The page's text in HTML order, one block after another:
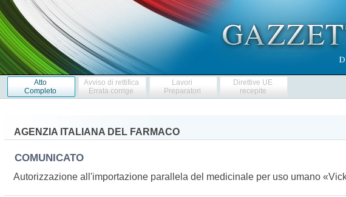
Atto
Completo
Avviso di rettifica
Errata corrige
Lavori
Preparatori
Direttive UE
recepite
AGENZIA ITALIANA DEL FARMACO
COMUNICATO
Autorizzazione all'importazione parallela del medicinale per uso umano